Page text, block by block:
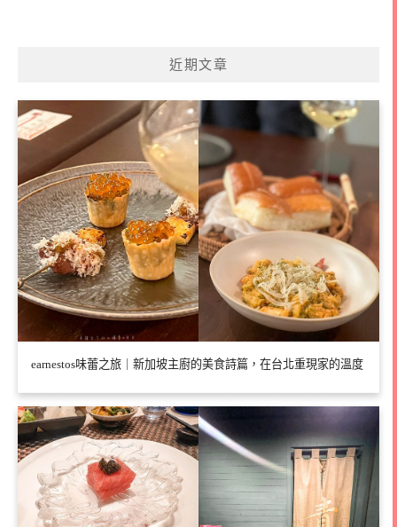
近期文章
earnestos味蕾之旅｜新加坡主廚的美食詩篇，在台北重現家的溫度